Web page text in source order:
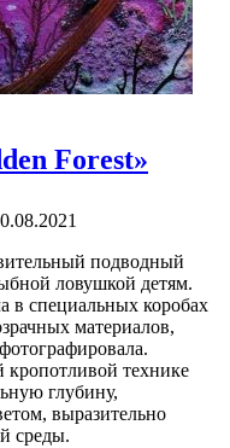
Forest»
подводный
ловушкой детям.
в специальных коробах
материалов,
кропотливой технике
глубину,
выразительно
среды.